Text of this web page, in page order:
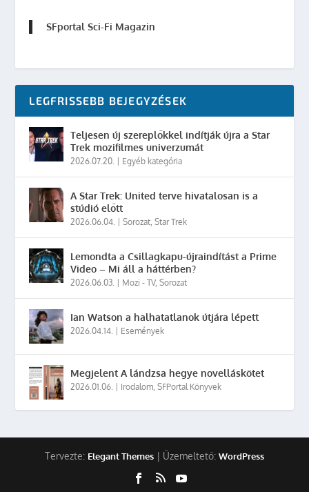
SFportal Sci-Fi Magazin
LEGFRISSEBB BEJEGYZÉSEK
Teljesen új szereplőkkel indítják újra a Star
Trek mozifilmes univerzumát
2026.07.20. Egyéb kategória
A Star Trek: United terve hivatalosan is a
stúdió előtt
2026.06.04. |Sorozat,Star Trek
Lemondta a Csillagkapu-újraindítást a Prime
Video – Mi áll a háttérben?
2026.06.03. Mozi - TV,Sorozat
Ian Watson a halhatatlanok útjára lépett
2026.04.14. Események
Megjelent A lándzsa hegye novelláskötet
2026.01.06. Irodalom,SFPortal Könyvek
Tervezte: Elegant Themes | Üzemeltető: WordPress